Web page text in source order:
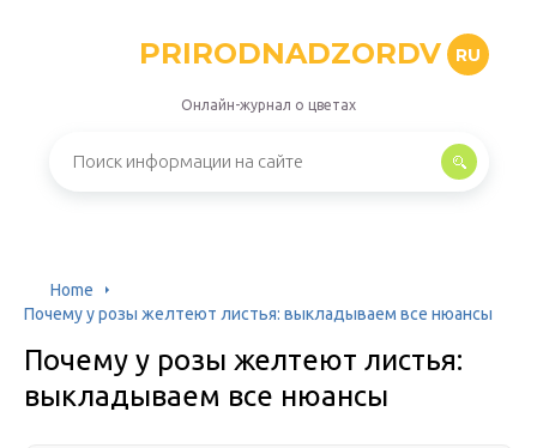
PRIRODNADZORDV RU
Онлайн-журнал о цветах
Home
Почему у розы желтеют листья: выкладываем все нюансы
Почему у розы желтеют листья:
выкладываем все нюансы